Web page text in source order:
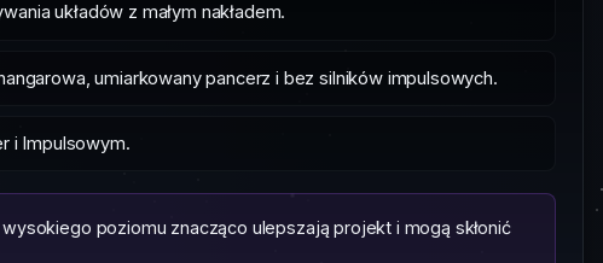
układów z małym nakładem.
umiarkowany pancerz i bez silników impulsowych.
i Impulsowym.
poziomu znacząco ulepszają projekt i mogą skłonić